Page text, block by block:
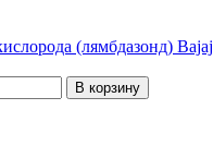
(лямбдазонд) Bajaj
В корзину